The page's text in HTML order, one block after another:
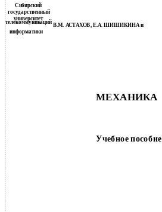
Сибирский
государственный
университет
телекоммуникаций
В.М. АСТАХОВ, Е.А. ШИШИКИНА и
информатики
МЕХАНИКА
Учебное пособие